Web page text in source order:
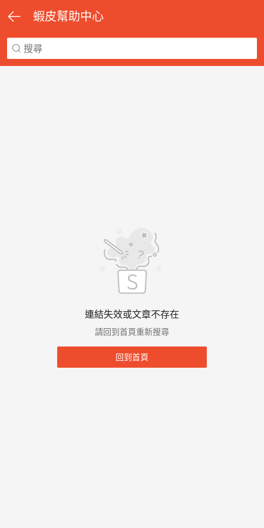
蝦皮幫助中心
連結失效或文章不存在
請回到首頁重新搜尋
回到首頁